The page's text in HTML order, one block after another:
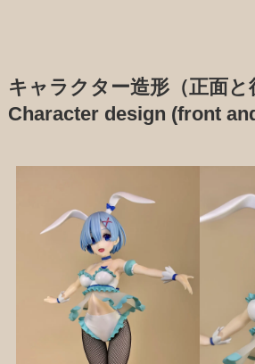
キャラクター造形（正面と
Character design (front